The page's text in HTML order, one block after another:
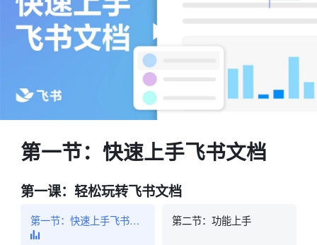
第一节：快速上手飞书文档
第一课：轻松玩转飞书文档
第一节：快速上手飞书文档 第二节：功能上手